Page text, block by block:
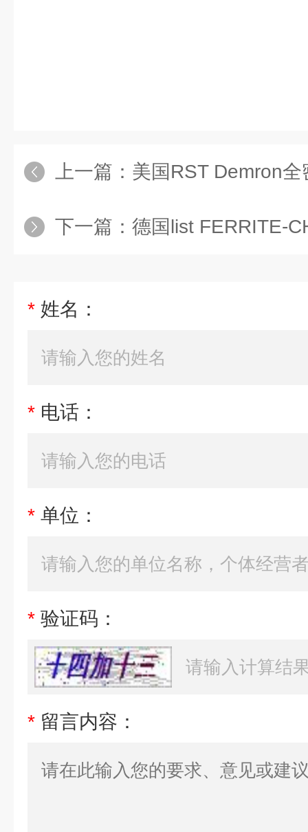
上一篇： 美国RST Demron
下一篇： 德国list FERRITE-
* 姓名：
* 电话：
* 单位：
* 验证码：
* 留言内容：